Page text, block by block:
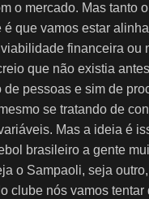
o mercado. Mas tanto
é que vamos estar
financeira ou
que não existia
de pessoas e sim de
se tratando de
Mas a ideia é
brasileiro a gente
o Sampaoli, seja
clube nós vamos